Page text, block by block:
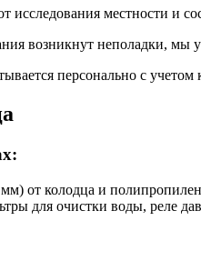
местности и
возникнут неполадки, мы
персонально с учетом
от колодца и
для очистки воды, реле